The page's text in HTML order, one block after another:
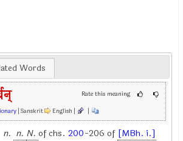
Words
Rate this meaning
| Sanskrit English | |
n. n. N. of chs. 200-206 of [MBh. i.]